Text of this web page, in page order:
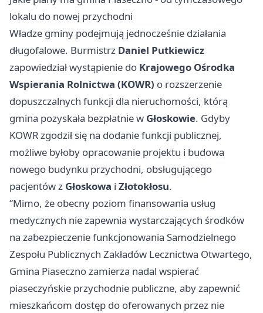
lokalu do nowej przychodni
Władze gminy podejmują jednocześnie działania
długofalowe. Burmistrz Daniel Putkiewicz
zapowiedział wystąpienie do Krajowego Ośrodka
Wspierania Rolnictwa (KOWR) o rozszerzenie
dopuszczalnych funkcji dla nieruchomości, którą
gmina pozyskała bezpłatnie w Głoskowie. Gdyby
KOWR zgodził się na dodanie funkcji publicznej,
możliwe byłoby opracowanie projektu i budowa
nowego budynku przychodni, obsługującego
pacjentów z Głoskowa i Złotokłosu.
“Mimo, że obecny poziom finansowania usług
medycznych nie zapewnia wystarczających środków
na zabezpieczenie funkcjonowania Samodzielnego
Zespołu Publicznych Zakładów Lecznictwa Otwartego,
Gmina Piaseczno zamierza nadal wspierać
piaseczyńskie przychodnie publiczne, aby zapewnić
mieszkańcom dostęp do oferowanych przez nie